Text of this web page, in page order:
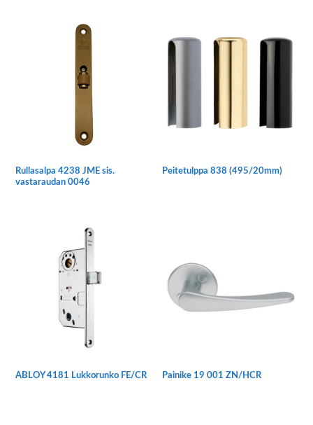
Rullasalpa 4238 JME sis.
vastaraudan 0046
Peitetulppa 838 (495/20mm)
Voit
tehdä
valinnat
ABLOY 4181 Lukkorunko FE/CR Painike 19 001 ZN/HCR